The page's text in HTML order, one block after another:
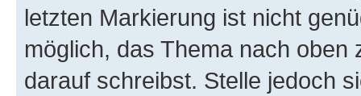
letzten Markierung ist nicht
möglich, das Thema nach oben
darauf schreibst. Stelle jedoch